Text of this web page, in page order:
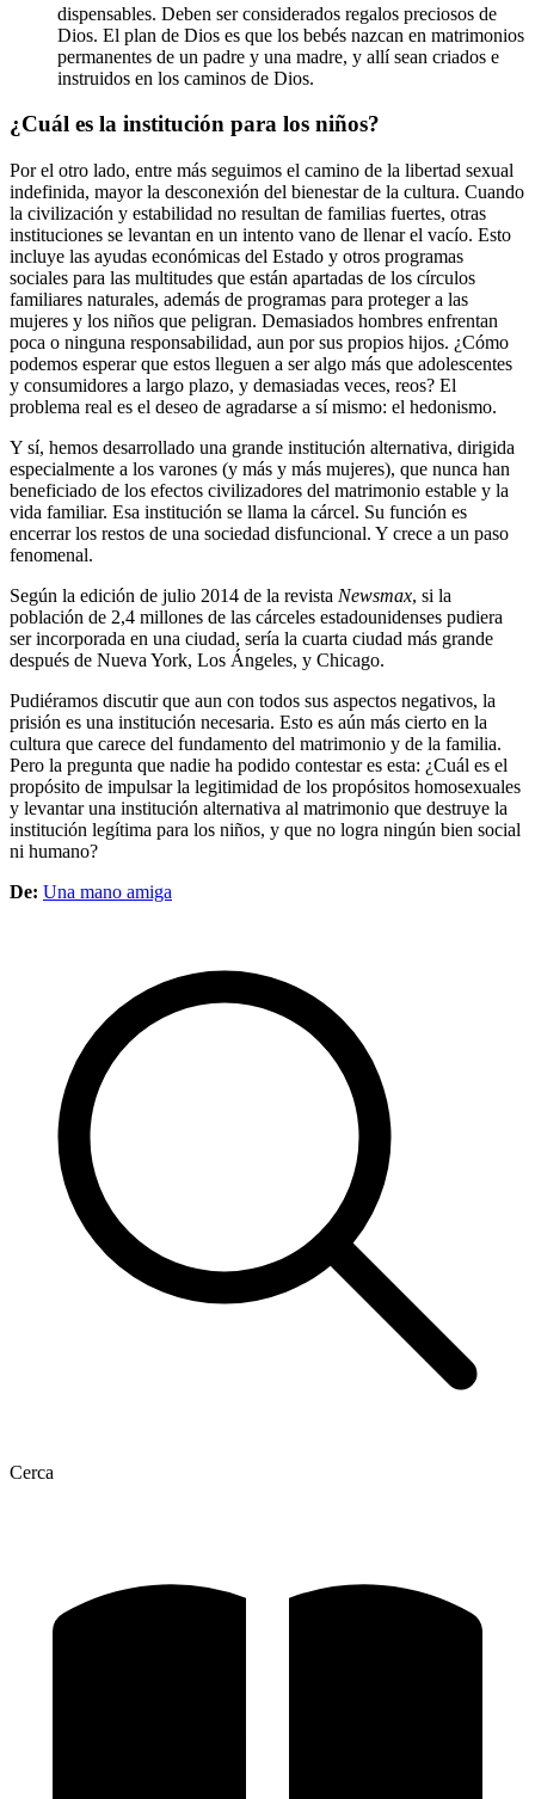
dispensables. Deben ser considerados regalos preciosos de
Dios. El plan de Dios es que los bebés nazcan en matrimonios
permanentes de un padre y una madre, y allí sean criados e
instruidos en los caminos de Dios.
¿Cuál es la institución para los niños?
Por el otro lado, entre más seguimos el camino de la libertad sexual
indefinida, mayor la desconexión del bienestar de la cultura. Cuando
la civilización y estabilidad no resultan de familias fuertes, otras
instituciones se levantan en un intento vano de llenar el vacío. Esto
incluye las ayudas económicas del Estado y otros programas
sociales para las multitudes que están apartadas de los círculos
familiares naturales, además de programas para proteger a las
mujeres y los niños que peligran. Demasiados hombres enfrentan
poca o ninguna responsabilidad, aun por sus propios hijos. ¿Cómo
podemos esperar que estos lleguen a ser algo más que adolescentes
y consumidores a largo plazo, y demasiadas veces, reos? El
problema real es el deseo de agradarse a sí mismo: el hedonismo.
Y sí, hemos desarrollado una grande institución alternativa, dirigida
especialmente a los varones (y más y más mujeres), que nunca han
beneficiado de los efectos civilizadores del matrimonio estable y la
vida familiar. Esa institución se llama la cárcel. Su función es
encerrar los restos de una sociedad disfuncional. Y crece a un paso
fenomenal.
Según la edición de julio 2014 de la revista Newsmax, si la
población de 2,4 millones de las cárceles estadounidenses pudiera
ser incorporada en una ciudad, sería la cuarta ciudad más grande
después de Nueva York, Los Ángeles, y Chicago.
Pudiéramos discutir que aun con todos sus aspectos negativos, la
prisión es una institución necesaria. Esto es aún más cierto en la
cultura que carece del fundamento del matrimonio y de la familia.
Pero la pregunta que nadie ha podido contestar es esta: ¿Cuál es el
propósito de impulsar la legitimidad de los propósitos homosexuales
y levantar una institución alternativa al matrimonio que destruye la
institución legítima para los niños, y que no logra ningún bien social
ni humano?
De: Una mano amiga
Cerca